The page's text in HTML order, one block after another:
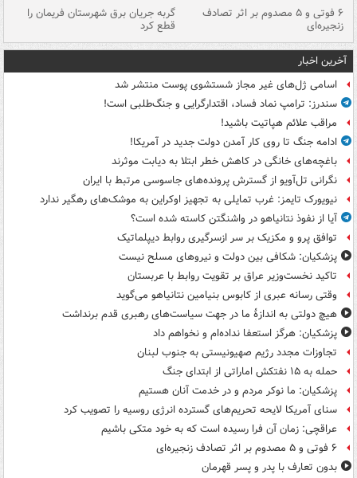
۶ فوتی و ۵ مصدوم بر اثر تصادف
زنجیره‌ای
گربه جریان برق شهرستان فریمان را
قطع کرد
آخرین اخبار
اسامی ژل‌های غیر مجاز شستشوی پوست منتشر شد
سندرز: ترامپ نماد فساد، اقتدارگرایی و جنگ‌طلبی است!
مراقب علائم هپاتیت باشید!
ادامه جنگ تا روی کار آمدن دولت جدید در آمریکا!
باغچه‌های خانگی در کاهش خطر ابتلا به دیابت موثرند
نگرانی تل‌آویو از گسترش پرونده‌های جاسوسی مرتبط با ایران
نیویورک تایمز: غرب تمایلی به تجهیز اوکراین به موشک‌های رهگیر ندارد
آیا از نفوذ نتانیاهو در واشنگتن کاسته شده است؟
توافق پرو و مکزیک بر سر ازسرگیری روابط دیپلماتیک
پزشکیان: شکافی بین دولت و نیروهای مسلح نیست
تاکید نخست‌وزیر عراق بر تقویت روابط با عربستان
وقتی رسانه عبری از کابوس بنیامین نتانیاهو می‌گوید
هیچ دولتی به اندازۀ ما در جهت سیاست‌های رهبری قدم برنداشت
پزشکیان: هرگز استعفا نداده‌ام و نخواهم داد
تجاوزات مجدد رژیم صهیونیستی به جنوب لبنان
حمله به ۱۵ نفتکش‌ اماراتی از ابتدای جنگ
پزشکیان: ما نوکر مردم و در خدمت آنان هستیم
سنای آمریکا لایحه تحریم‌های گسترده انرژی روسیه را تصویب کرد
عراقچی: زمان آن فرا رسیده است که به خود متکی باشیم
۶ فوتی و ۵ مصدوم بر اثر تصادف زنجیره‌ای
بدون تعارف با پدر و پسر قهرمان